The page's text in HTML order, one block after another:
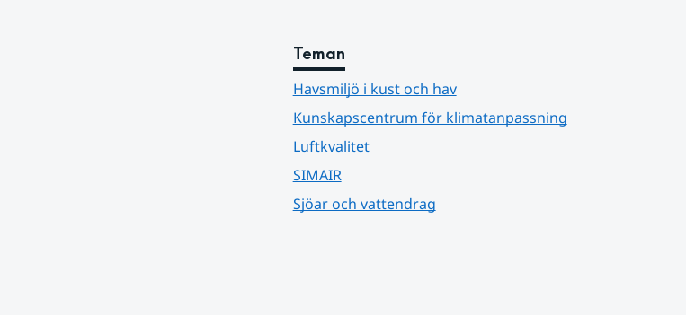
Teman
Havsmiljö i kust och hav
Kunskapscentrum för klimatanpassning
Luftkvalitet
SIMAIR
Sjöar och vattendrag